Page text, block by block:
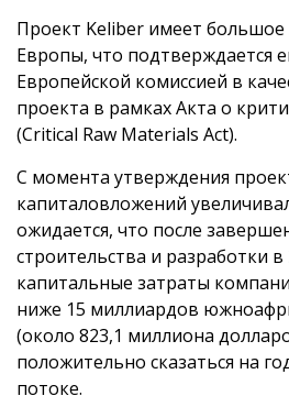
Проект Keliber имеет большое
Европы, что подтверждается
Европейской комиссией в
проекта в рамках Акта о
(Critical Raw Materials Act).
С момента утверждения
капиталовложений
ожидается, что после
строительства и разработки в
капитальные затраты
ниже 15 миллиардов
(около 823,1 миллиона
положительно сказаться на
потоке.